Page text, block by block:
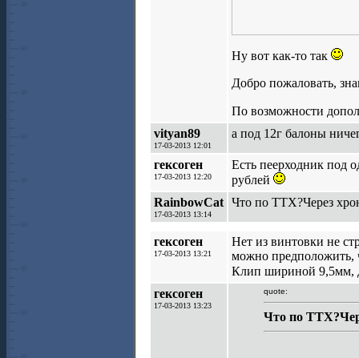
Ну вот как-то так
Добро пожаловать,
По возможности
vityan89
17-03-2013 12:01
а под 12г балоны
гексоген
17-03-2013 12:20
Есть пеерходник под
рублей
RainbowCat
17-03-2013 13:14
Что по ТТХ?Через
гексоген
17-03-2013 13:21
Нет из винтовки не
можно предположить,
Клип шириной 9,5мм,
гексоген
17-03-2013 13:23
quote:
Что по